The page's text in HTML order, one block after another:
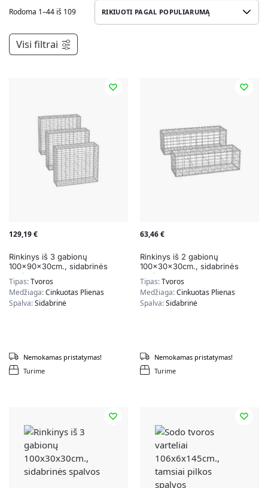
Rodoma 1–44 iš 109
Visi filtrai
129,19€
Rinkinys iš 3 gabionų
100x90x30cm., sidabrinės
spalvos
Tipas:Tvoros
Medžiaga:Cinkuotas Plienas
Spalva:Sidabrinė
Turime
Nemokamas pristatymas!
63,46€
Rinkinys iš 2 gabionų
100x30x30cm., sidabrinės
spalvos
Tipas:Tvoros
Medžiaga:Cinkuotas Plienas
Spalva:Sidabrinė
Turime
Nemokamas pristatymas!